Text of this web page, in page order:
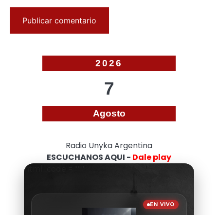
2026
7
Agosto
Radio Unyka Argentina
ESCUCHANOS AQUI - Dale play